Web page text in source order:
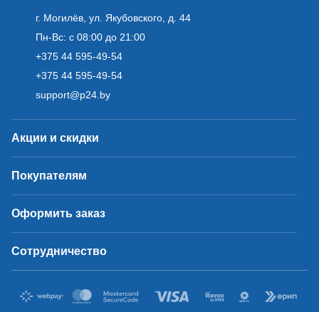
г. Могилёв, ул. Якубовского, д. 44
Пн-Вс: с 08:00 до 21:00
+375 44 595-49-54
+375 44 595-49-54
support@p24.by
Акции и скидки
Покупателям
Оформить заказ
Сотрудничество